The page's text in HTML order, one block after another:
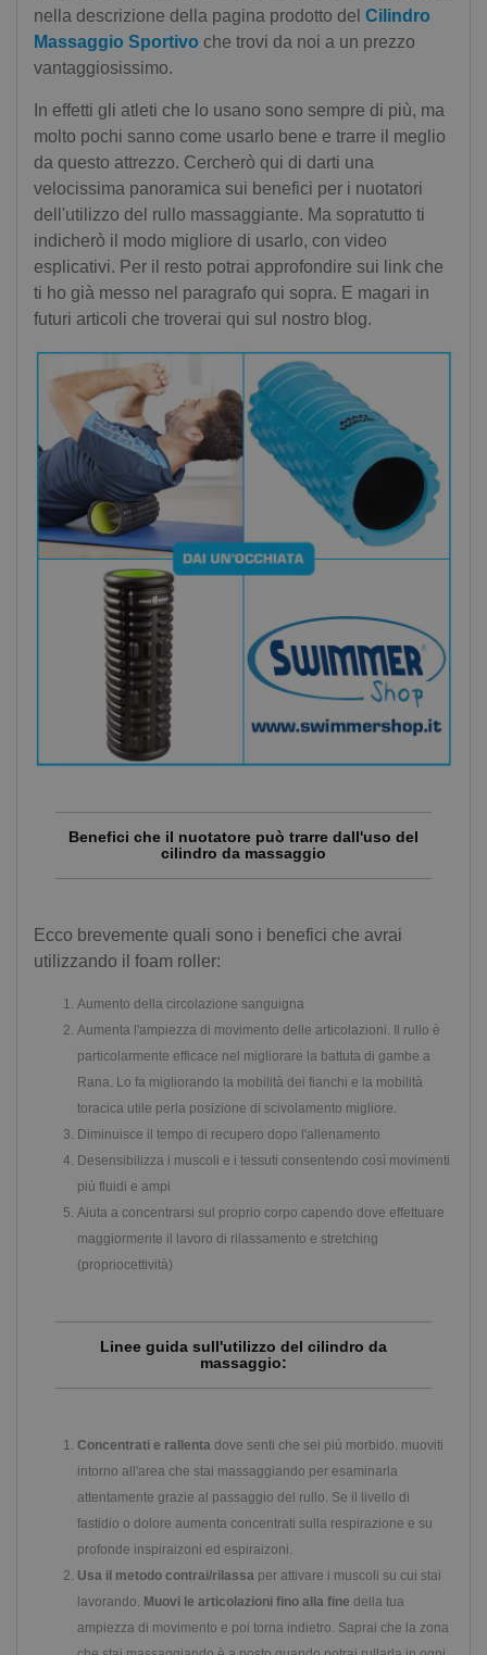
nella descrizione della pagina prodotto del Cilindro
Massaggio Sportivo che trovi da noi a un prezzo
vantaggiosissimo.
In effetti gli atleti che lo usano sono sempre di più, ma
molto pochi sanno come usarlo bene e trarre il meglio
da questo attrezzo. Cercherò qui di darti una
velocissima panoramica sui benefici per i nuotatori
dell'utilizzo del rullo massaggiante. Ma sopratutto ti
indicherò il modo migliore di usarlo, con video
esplicativi. Per il resto potrai approfondire sui link che
ti ho già messo nel paragrafo qui sopra. E magari in
futuri articoli che troverai qui sul nostro blog.
Benefici che il nuotatore può trarre dall'uso del
cilindro da massaggio
Ecco brevemente quali sono i benefici che avrai
utilizzando il foam roller:
Aumento della circolazione sanguigna
Aumenta l'ampiezza di movimento delle articolazioni. Il rullo è
particolarmente efficace nel migliorare la battuta di gambe a
Rana. Lo fa migliorando la mobilità dei fianchi e la mobilità
toracica utile perla posizione di scivolamento migliore.
Diminuisce il tempo di recupero dopo l'allenamento
Desensibilizza i muscoli e i tessuti consentendo così movimenti
più fluidi e ampi
Aiuta a concentrarsi sul proprio corpo capendo dove effettuare
maggiormente il lavoro di rilassamento e stretching
(propriocettività)
Linee guida sull'utilizzo del cilindro da
massaggio:
Concentrati e rallenta dove senti che sei più morbido. muoviti
intorno all'area che stai massaggiando per esaminarla
attentamente grazie al passaggio del rullo. Se il livello di
fastidio o dolore aumenta concentrati sulla respirazione e su
profonde inspiraizoni ed espiraizoni.
Usa il metodo contrai/rilassa per attivare i muscoli su cui stai
lavorando. Muovi le articolazioni fino alla fine della tua
ampiezza di movimento e poi torna indietro. Saprai che la zona